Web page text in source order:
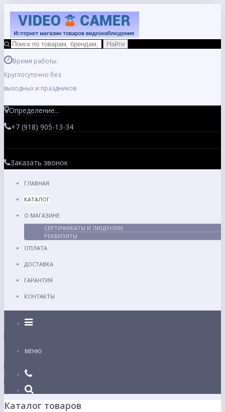
Время работы:
Круглосуточно без
выходных и праздников
Определение...
+7 (918) 905-13-34
Заказать звонок
ГЛАВНАЯ
КАТАЛОГ
О МАГАЗИНЕ
СЕРТИФИКАТЫ И ЛИЦЕНЗИИ
РЕКВИЗИТЫ
ОПЛАТА
ДОСТАВКА
ГАРАНТИЯ
КОНТАКТЫ
Каталог
МЕНЮ
Каталог товаров